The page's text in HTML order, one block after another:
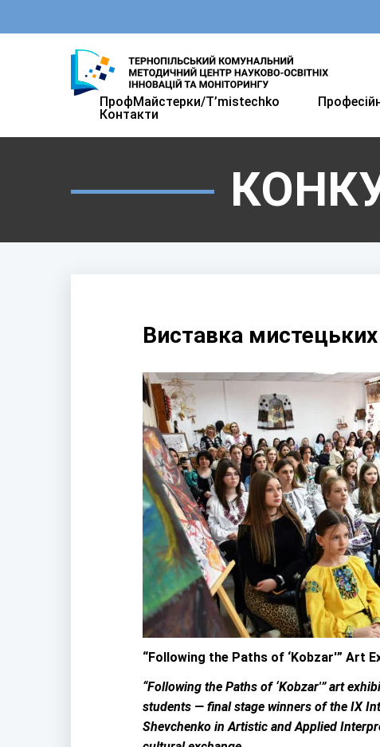
ПрофМайстерки/T’mistechkо
Контакти
Виставка
“Following the Paths of ‘Kobzar'” Art
“Following the Paths of ‘Kobzar'” art
students — final stage winners of the IX
Shevchenko in Artistic and Applied